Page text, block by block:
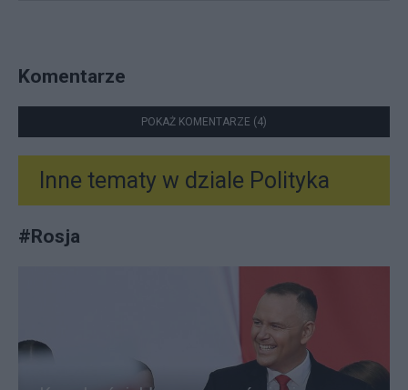
Komentarze
POKAŻ KOMENTARZE (4)
Inne tematy w dziale Polityka
#Rosja